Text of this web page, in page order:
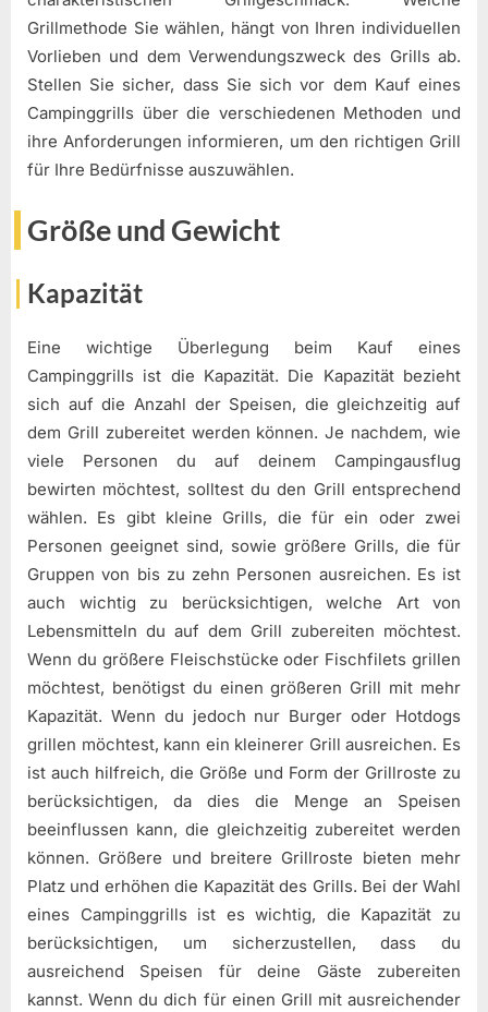
Grillmethode Sie wählen, hängt von Ihren individuellen
Vorlieben und dem Verwendungszweck des Grills ab.
Stellen Sie sicher, dass Sie sich vor dem Kauf eines
Campinggrills über die verschiedenen Methoden und
ihre Anforderungen informieren, um den richtigen Grill
für Ihre Bedürfnisse auszuwählen.
Größe und Gewicht
Kapazität
Eine wichtige Überlegung beim Kauf eines
Campinggrills ist die Kapazität. Die Kapazität bezieht
sich auf die Anzahl der Speisen, die gleichzeitig auf
dem Grill zubereitet werden können. Je nachdem, wie
viele Personen du auf deinem Campingausflug
bewirten möchtest, solltest du den Grill entsprechend
wählen. Es gibt kleine Grills, die für ein oder zwei
Personen geeignet sind, sowie größere Grills, die für
Gruppen von bis zu zehn Personen ausreichen. Es ist
auch wichtig zu berücksichtigen, welche Art von
Lebensmitteln du auf dem Grill zubereiten möchtest.
Wenn du größere Fleischstücke oder Fischfilets grillen
möchtest, benötigst du einen größeren Grill mit mehr
Kapazität. Wenn du jedoch nur Burger oder Hotdogs
grillen möchtest, kann ein kleinerer Grill ausreichen. Es
ist auch hilfreich, die Größe und Form der Grillroste zu
berücksichtigen, da dies die Menge an Speisen
beeinflussen kann, die gleichzeitig zubereitet werden
können. Größere und breitere Grillroste bieten mehr
Platz und erhöhen die Kapazität des Grills. Bei der Wahl
eines Campinggrills ist es wichtig, die Kapazität zu
berücksichtigen, um sicherzustellen, dass du
ausreichend Speisen für deine Gäste zubereiten
kannst. Wenn du dich für einen Grill mit ausreichender